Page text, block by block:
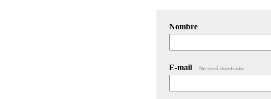
Nombre
E-mail No será mostrado.